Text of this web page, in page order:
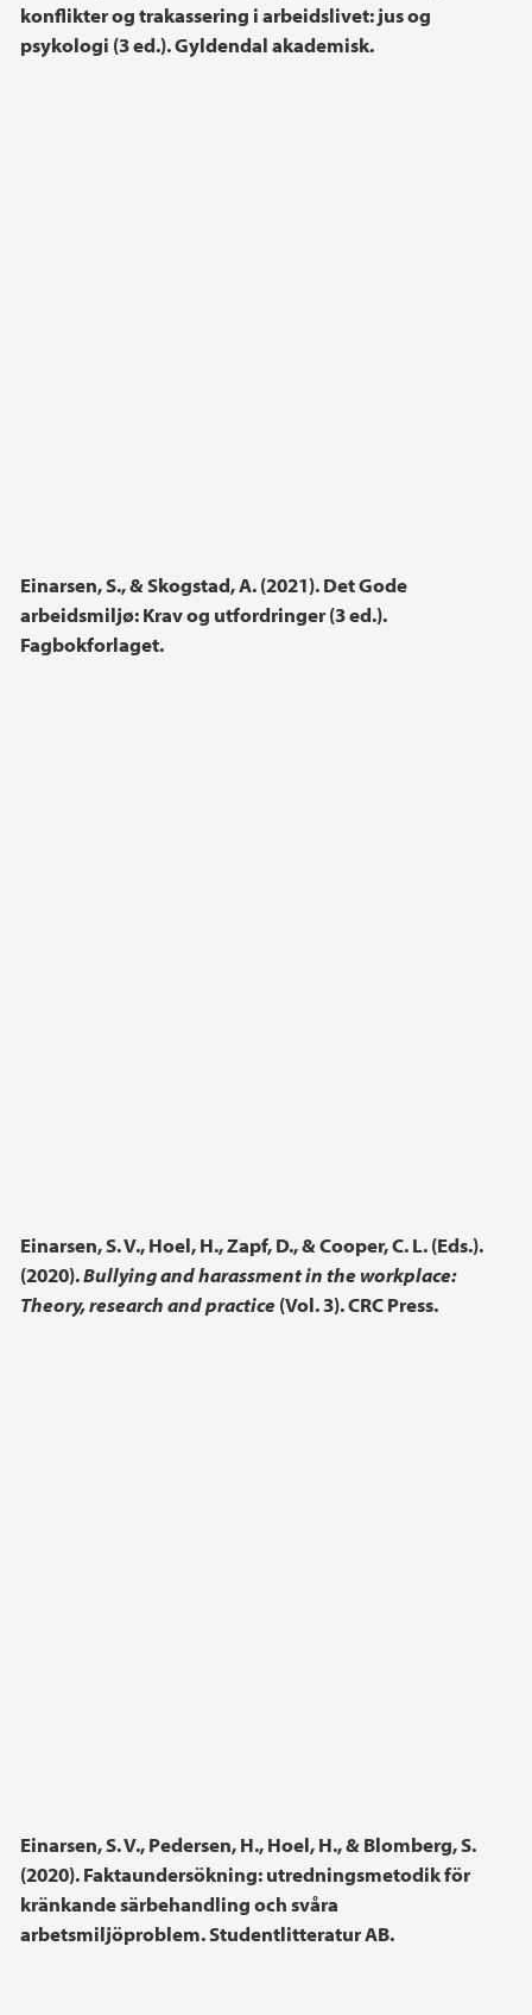
konflikter og trakassering i arbeidslivet: jus og
psykologi (3 ed.). Gyldendal akademisk.
Einarsen, S., & Skogstad, A. (2021). Det Gode
arbeidsmiljø: Krav og utfordringer (3 ed.).
Fagbokforlaget.
Einarsen, S. V., Hoel, H., Zapf, D., & Cooper, C. L. (Eds.).
(2020).Bullying and harassment in the workplace:
Theory, research and practice(Vol. 3). CRC Press.
Einarsen, S. V., Pedersen, H., Hoel, H., & Blomberg, S.
(2020). Faktaundersökning: utredningsmetodik för
kränkande särbehandling och svåra
arbetsmiljöproblem. Studentlitteratur AB.